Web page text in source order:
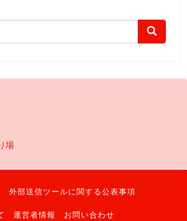
場
外部送信ツールに関する公表事項
運営者情報 お問い合わせ